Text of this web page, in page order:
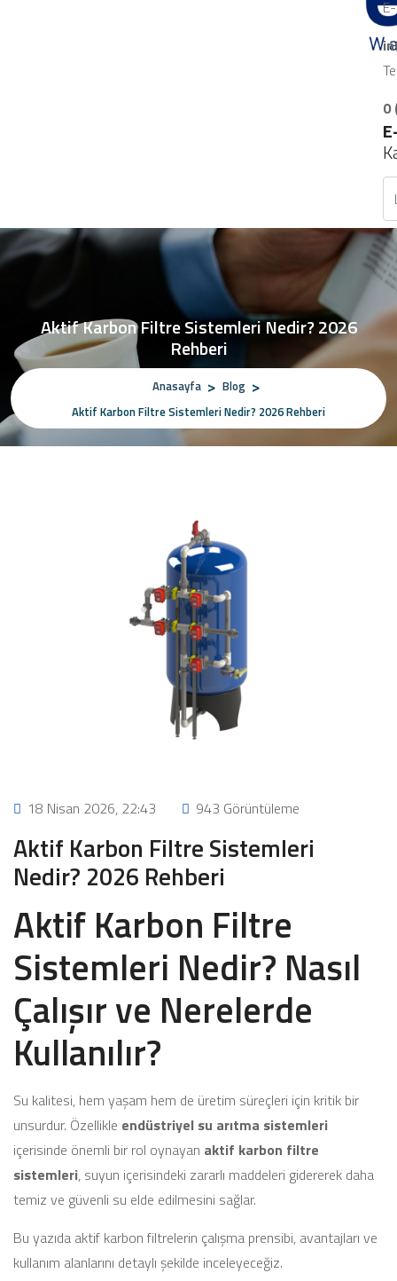
0
Aktif Karbon Filtre Sistemleri Nedir? 2026
Rehberi
Anasayfa
Blog
Aktif Karbon Filtre Sistemleri Nedir? 2026 Rehberi
18 Nisan 2026, 22:43 943 Görüntüleme
Aktif Karbon Filtre Sistemleri
Nedir? 2026 Rehberi
Aktif Karbon Filtre
Sistemleri Nedir? Nasıl
Çalışır ve Nerelerde
Kullanılır?
Su kalitesi, hem yaşam hem de üretim süreçleri için kritik bir
unsurdur. Özellikle endüstriyel su arıtma sistemleri
içerisinde önemli bir rol oynayan aktif karbon filtre
sistemleri, suyun içerisindeki zararlı maddeleri gidererek daha
temiz ve güvenli su elde edilmesini sağlar.
Bu yazıda aktif karbon filtrelerin çalışma prensibi, avantajları ve
kullanım alanlarını detaylı şekilde inceleyeceğiz.